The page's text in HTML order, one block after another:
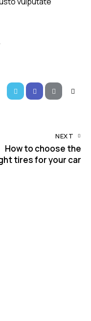
NEXT
How to choose the
tires for your car